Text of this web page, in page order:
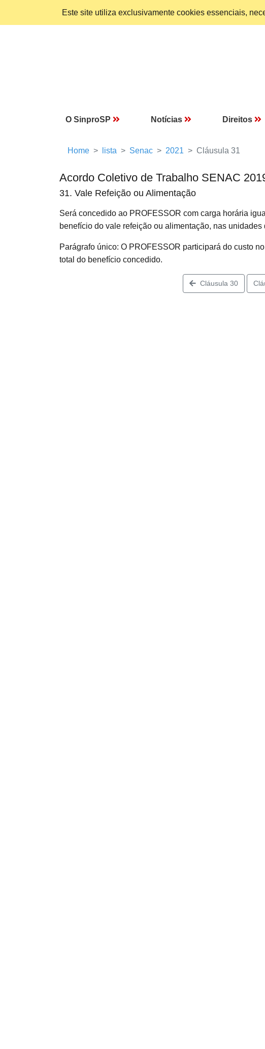
Este site utiliza exclusivamente cookies essenciais,
O SinproSP Notícias Direitos
Home lista Senac 2021 Cláusula 31
Acordo Coletivo de Trabalho SENAC
31. Vale Refeição ou Alimentação
Será concedido ao PROFESSOR com carga horária
benefício do vale refeição ou alimentação, nas
Parágrafo único: O PROFESSOR participará do custo
total do benefício concedido.
Cláusula 30